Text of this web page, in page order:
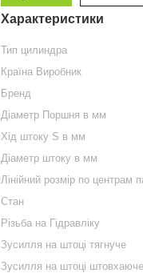
Характеристики
Тип цилиндра
Країна Виробник
Бренд
Діаметр Поршня в мм
Хід штоку S в мм
Діаметр штоку в мм
Лінійний розмір по центрам
Стан
Різьба на Гідравліку
Зусилля на штоці тягнуче
Зусилля на штоці штовхаюче